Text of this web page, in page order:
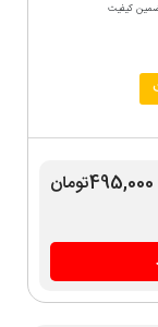
کیفیت
495,000تومان